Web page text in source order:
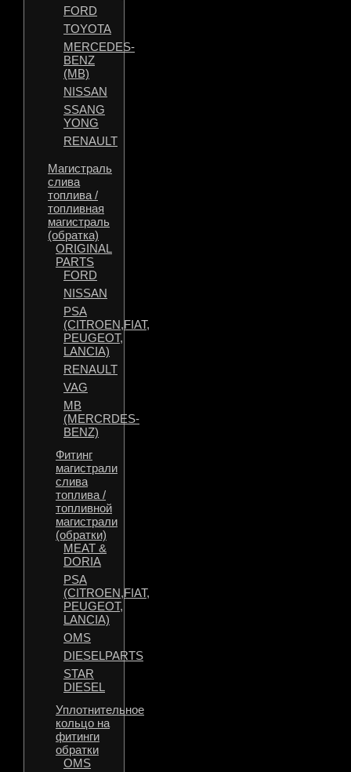
FORD
TOYOTA
MERCEDES-
BENZ
(MB)
NISSAN
SSANG
YONG
RENAULT
Магистраль
слива
топлива /
топливная
магистраль
(обратка)
ORIGINAL
PARTS
FORD
NISSAN
PSA
(CITROEN,FIAT,
PEUGEOT,
LANCIA)
RENAULT
VAG
MB
(MERCRDES-
BENZ)
Фитинг
магистрали
слива
топлива /
топливной
магистрали
(обратки)
MEAT &
DORIA
PSA
(CITROEN,FIAT,
PEUGEOT,
LANCIA)
OMS
DIESELPARTS
STAR
DIESEL
Уплотнительное
кольцо на
фитинги
обратки
OMS